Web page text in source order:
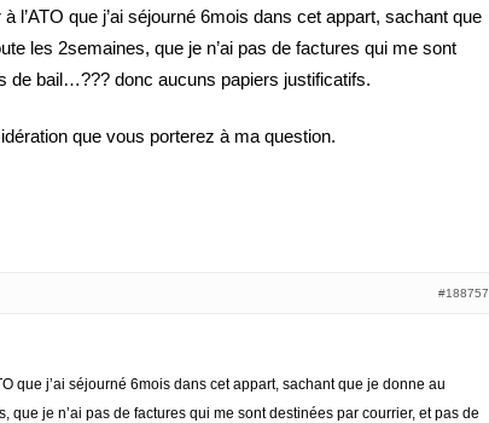
l’ATO que j’ai séjourné 6mois dans cet appart, sachant que
les 2semaines, que je n’ai pas de factures qui me sont
de bail…??? donc aucuns papiers justificatifs.
que vous porterez à ma question.
#188757
que j’ai séjourné 6mois dans cet appart, sachant que je donne au
que je n’ai pas de factures qui me sont destinées par courrier, et pas de